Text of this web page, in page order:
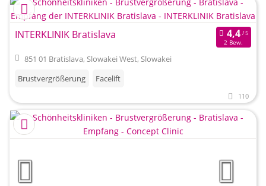
INTERKLINIK Bratislava
2 Bew.
851 01 Bratislava, Slowakei West, Slowakei
Brustvergrößerung
Facelift
110